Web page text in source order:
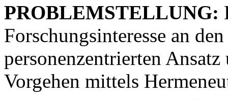
PROBLEMSTELLUNG:
Forschungsinteresse an
personenzentrierten
Vorgehen mittels